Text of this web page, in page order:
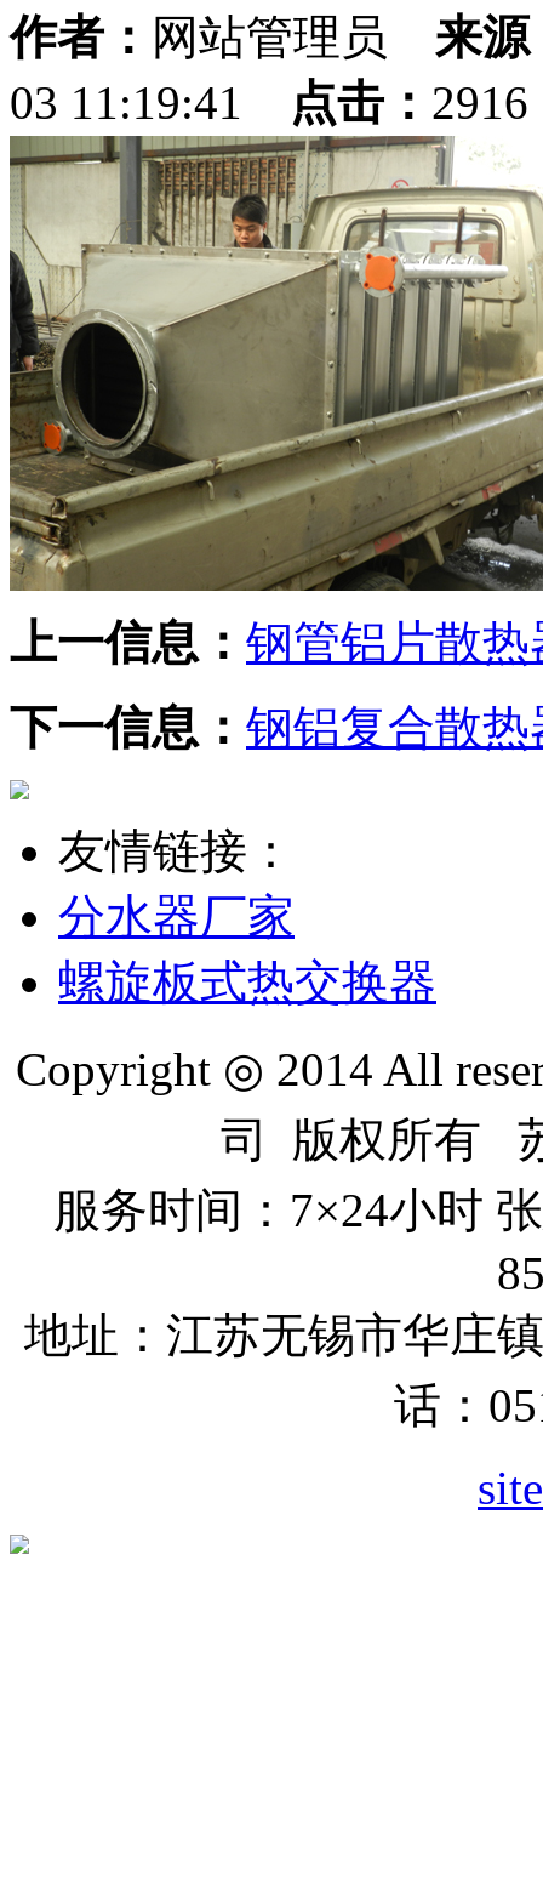
作者： 网站管理员 来源
03 11:19:41
点击：
上一信息： 钢管铝片散热
下一信息： 钢铝复合散热
友情链接：
分水器厂家
螺旋板式热交换器
Copyright ◎ 2014 All
司 版权所有
服务时间：7×24小时
地址：江苏无锡市华庄
话：